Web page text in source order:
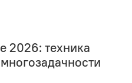
2026: техника